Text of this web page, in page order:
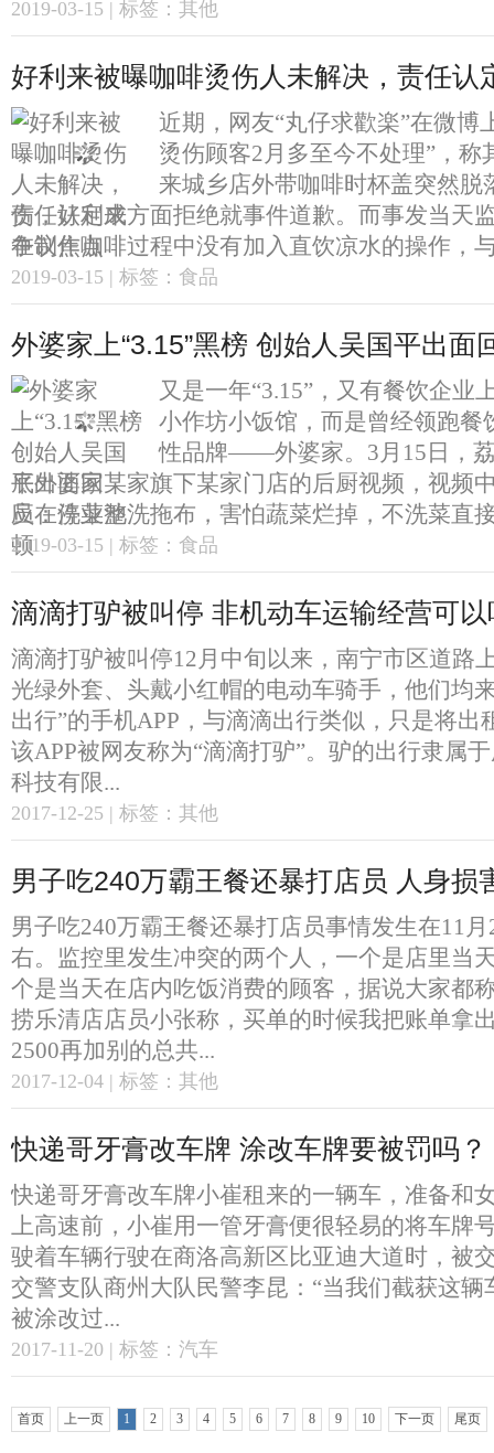
2019-03-15 | 标签：其他
好利来被曝咖啡烫伤人未解决，责任认
近期，网友“丸仔求歡楽”在微博
烫伤顾客2月多至今不处理”，称
来城乡店外带咖啡时杯盖突然脱
伤，好利来方面拒绝就事件道歉。而事发当天
在制作咖啡过程中没有加入直饮凉水的操作，
2019-03-15 | 标签：食品
外婆家上“3.15”黑榜 创始人吴国平出面
又是一年“3.15”，又有餐饮企业
小作坊小饭馆，而是曾经领跑餐
性品牌——外婆家。3月15日，
底外婆家某家旗下某家门店的后厨视频，视频
员在洗菜池洗拖布，害怕蔬菜烂掉，不洗菜直
2019-03-15 | 标签：食品
滴滴打驴被叫停 非机动车运输经营可以
滴滴打驴被叫停12月中旬以来，南宁市区道路
光绿外套、头戴小红帽的电动车骑手，他们均
出行”的手机APP，与滴滴出行类似，只是将出
该APP被网友称为“滴滴打驴”。驴的出行隶属
科技有限...
2017-12-25 | 标签：其他
男子吃240万霸王餐还暴打店员 人身损
男子吃240万霸王餐还暴打店员事情发生在11
右。监控里发生冲突的两个人，一个是店里当
个是当天在店内吃饭消费的顾客，据说大家都
捞乐清店店员小张称，买单的时候我把账单拿
2500再加别的总共...
2017-12-04 | 标签：其他
快递哥牙膏改车牌 涂改车牌要被罚吗？
快递哥牙膏改车牌小崔租来的一辆车，准备和
上高速前，小崔用一管牙膏便很轻易的将车牌
驶着车辆行驶在商洛高新区比亚迪大道时，被
交警支队商州大队民警李昆：“当我们截获这辆
被涂改过...
2017-11-20 | 标签：汽车
首页 上一页 1 2 3 4 5 6 7 8 9 10 下一页 尾页